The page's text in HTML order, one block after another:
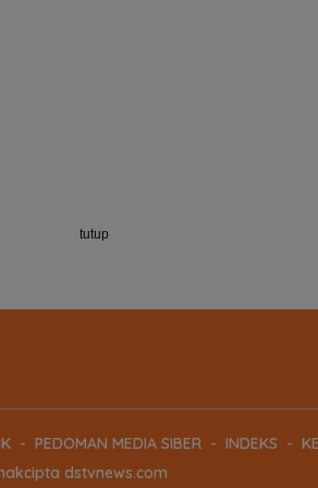
PEDOMAN MEDIA SIBER INDEKS
dstvnews.com
tutup